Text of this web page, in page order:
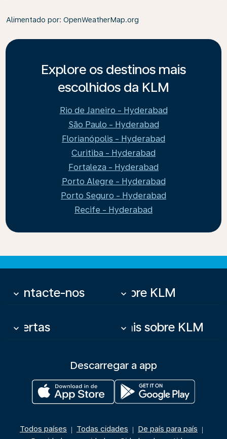
Alimentado por: OpenWeatherMap.org
Explore os destinos mais
escolhidos da KLM
Rio de Janeiro - Hyderabad
São Paulo - Hyderabad
Florianópolis - Hyderabad
Curitiba - Hyderabad
Fortaleza - Hyderabad
Porto Alegre - Hyderabad
Porto Seguro - Hyderabad
Recife - Hyderabad
Contacte-nos
keyboard_arrow_down Sobre KLM
keyboard_arrow_down
Ofertas
keyboard_arrow_down Mais sobre KLM
keyboard_arrow_down
Descarregar a app
Todos países | Todas cidades | De país para país |